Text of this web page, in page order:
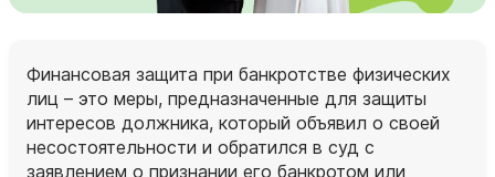
Финансовая защита при банкротстве физических
лиц – это меры, предназначенные для защиты
интересов должника, который объявил о своей
несостоятельности и обратился в суд с
заявлением о признании его банкротом или